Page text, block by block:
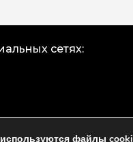
сетях:
файлы